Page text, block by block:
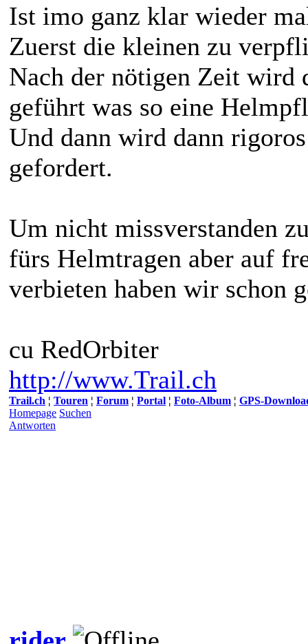
Ist imo ganz klar wieder
Zuerst die kleinen zu
Nach der nötigen Zeit wird
geführt was so eine
Und dann wird dann
gefordert.
Um nicht missverstanden
fürs Helmtragen aber auf
verbieten haben wir schon
cu RedOrbiter
http://www.Trail.ch
Trail.ch ¦ Touren ¦ Forum ¦ Portal ¦ Foto-Album ¦ GPS-
Homepage Suchen
Antworten